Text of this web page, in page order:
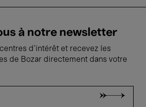
à notre newsletter
d'intérêt et recevez les
de Bozar directement dans votre